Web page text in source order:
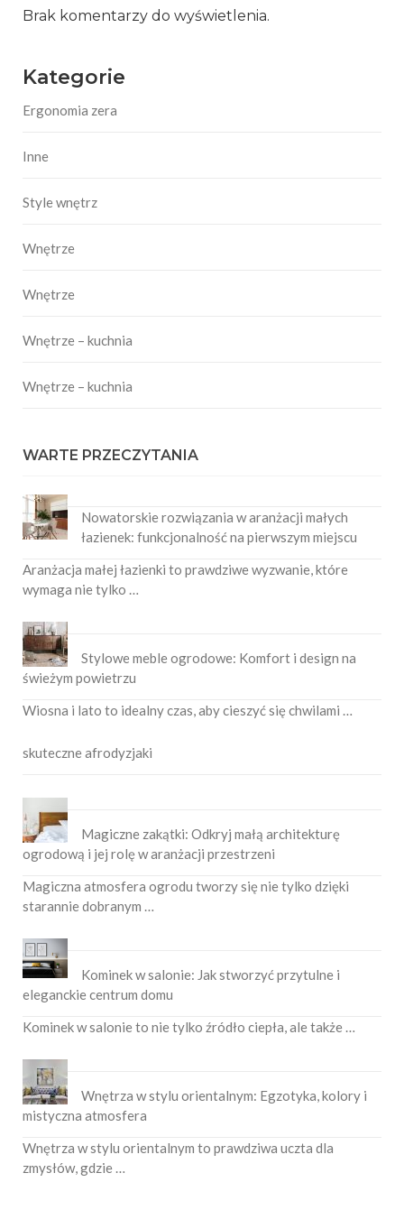
Brak komentarzy do wyświetlenia.
Kategorie
Ergonomia zera
Inne
Style wnętrz
Wnętrze
Wnętrze
Wnętrze – kuchnia
Wnętrze – kuchnia
WARTE PRZECZYTANIA
Nowatorskie rozwiązania w aranżacji małych
łazienek: funkcjonalność na pierwszym miejscu
Aranżacja małej łazienki to prawdziwe wyzwanie, które
wymaga nie tylko …
Stylowe meble ogrodowe: Komfort i design na
świeżym powietrzu
Wiosna i lato to idealny czas, aby cieszyć się chwilami …
skuteczne afrodyzjaki
Magiczne zakątki: Odkryj małą architekturę
ogrodową i jej rolę w aranżacji przestrzeni
Magiczna atmosfera ogrodu tworzy się nie tylko dzięki
starannie dobranym …
Kominek w salonie: Jak stworzyć przytulne i
eleganckie centrum domu
Kominek w salonie to nie tylko źródło ciepła, ale także …
Wnętrza w stylu orientalnym: Egzotyka, kolory i
mistyczna atmosfera
Wnętrza w stylu orientalnym to prawdziwa uczta dla
zmysłów, gdzie …